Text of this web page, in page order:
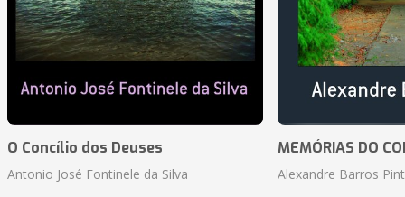
O Concílio dos Deuses
Antonio José Fontinele da Silva
MEMÓRIAS DO
Alexandre Barros